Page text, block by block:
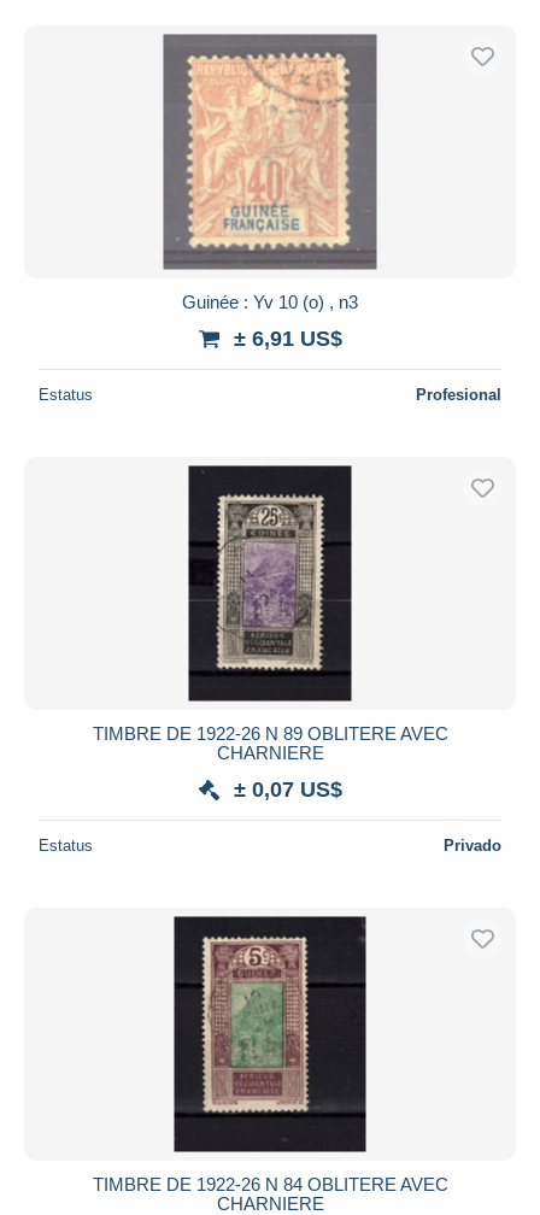
Guinée : Yv 10 (o) , n3
± 6,91 US$
Estatus Profesional
TIMBRE DE 1922-26 N 89 OBLITERE AVEC
CHARNIERE
± 0,07 US$
Estatus Privado
TIMBRE DE 1922-26 N 84 OBLITERE AVEC
CHARNIERE